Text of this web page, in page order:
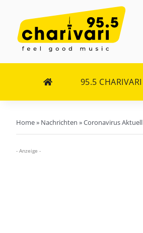
Inhalt
springen
95.5 CHARIVARI
Home» Nachrichten »Coronavirus Aktuell
- Anzeige -